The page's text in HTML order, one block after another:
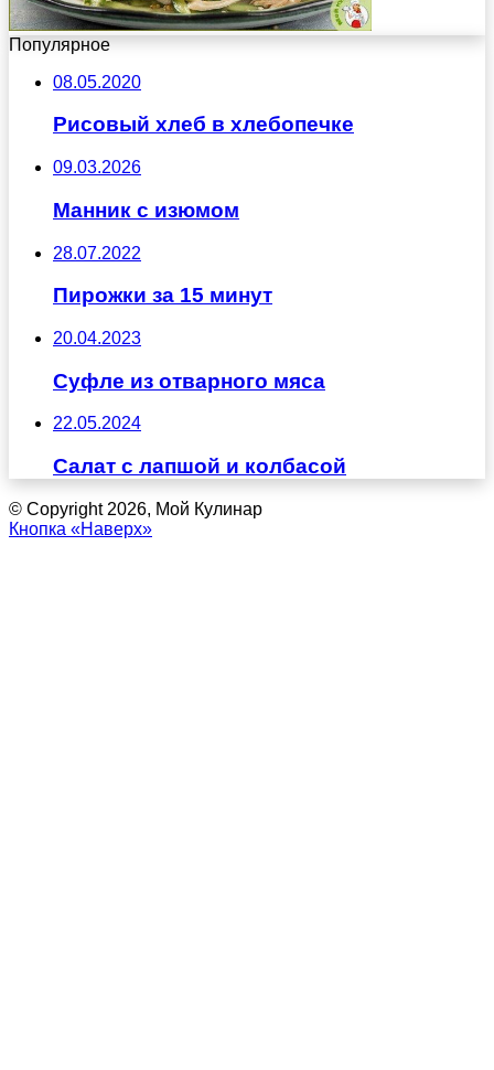
Популярное
08.05.2020
Рисовый хлеб в хлебопечке
09.03.2026
Манник с изюмом
28.07.2022
Пирожки за 15 минут
20.04.2023
Суфле из отварного мяса
22.05.2024
Салат с лапшой и колбасой
© Copyright 2026, Мой Кулинар
Кнопка «Наверх»